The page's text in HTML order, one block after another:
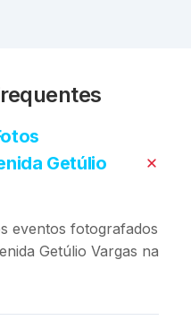
Getúlio
eventos fotografados
Getúlio Vargas na